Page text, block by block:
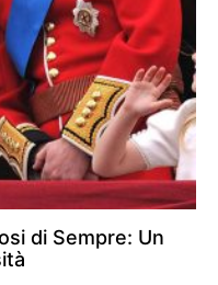
di Sempre: Un